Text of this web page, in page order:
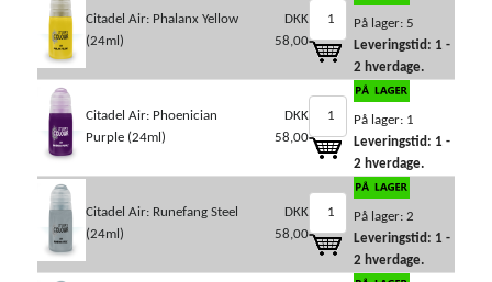
Citadel Air: Phalanx Yellow
(24ml)
DKK
58,00
På lager: 5
Leveringstid: 1 -
2 hverdage.
Citadel Air: Phoenician
Purple (24ml)
DKK
58,00
På lager: 1
Leveringstid: 1 -
2 hverdage.
Citadel Air: Runefang Steel
(24ml)
DKK
58,00
På lager: 2
Leveringstid: 1 -
2 hverdage.